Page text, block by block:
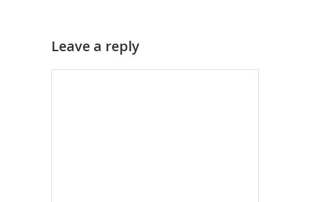
Leave a reply